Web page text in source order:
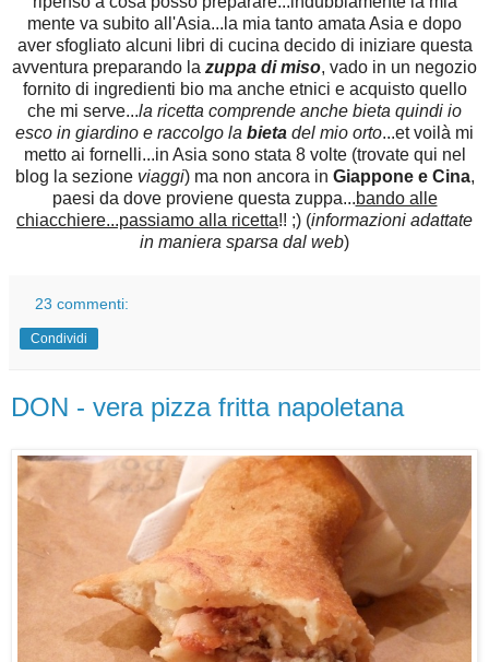
mente va subito all'Asia...la mia tanto amata Asia e dopo
aver sfogliato alcuni libri di cucina decido di iniziare questa
avventura preparando la zuppa di miso, vado in un negozio
fornito di ingredienti bio ma anche etnici e acquisto quello
che mi serve...la ricetta comprende anche bieta quindi io
esco in giardino e raccolgo la bieta del mio orto...et voilà mi
metto ai fornelli...in Asia sono stata 8 volte (trovate qui nel
blog la sezione viaggi) ma non ancora in Giappone e Cina,
paesi da dove proviene questa zuppa...bando alle
chiacchiere...passiamo alla ricetta!! ;) (informazioni adattate
in maniera sparsa dal web)
23 commenti:
Condividi
DON - vera pizza fritta napoletana